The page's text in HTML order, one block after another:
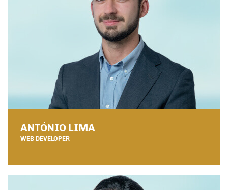
ANTÓNIO LIMA
WEB DEVELOPER